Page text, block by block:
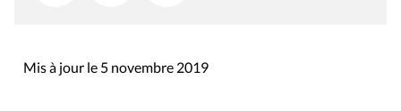
Mis à jour le 5 novembre 2019